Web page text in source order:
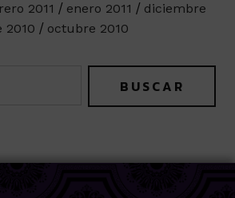
2011 enero 2011
diciembre
2010 octubre 2010